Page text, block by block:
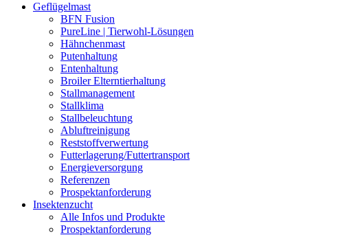
Geflügelmast
BFN Fusion
PureLine | Tierwohl-Lösungen
Hähnchenmast
Putenhaltung
Entenhaltung
Broiler Elterntierhaltung
Stallmanagement
Stallklima
Stallbeleuchtung
Abluftreinigung
Reststoffverwertung
Futterlagerung/Futtertransport
Energieversorgung
Referenzen
Prospektanforderung
Insektenzucht
Alle Infos und Produkte
Prospektanforderung